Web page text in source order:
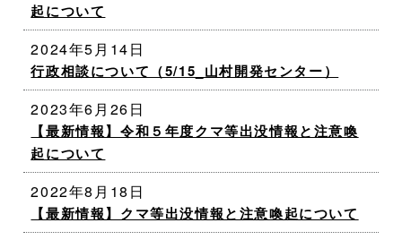
起について
2024年5月14日
行政相談について（5/15_山村開発センター）
2023年6月26日
【最新情報】令和５年度クマ等出没情報と注意喚
起について
2022年8月18日
【最新情報】クマ等出没情報と注意喚起について